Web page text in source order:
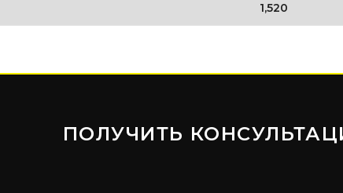
1,520
ПОЛУЧИТЬ